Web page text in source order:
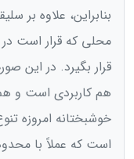
بنابراین، علاوه بر
محلی که قرار است
قرار بگیرد. در این
هم کاربردی است و
خوشبختانه امروزه
است که عملاً با